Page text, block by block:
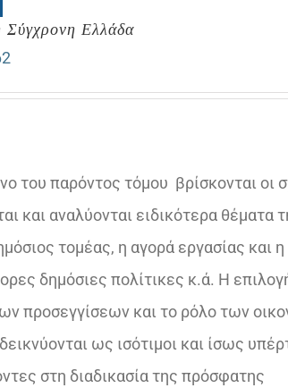
Σύγχρονη Ελλάδα
Η
τρέχουσα
€28,62.
του παρόντος τόμου βρίσκονται οι
και αναλύονται ειδικότερα θέματα
τομέας, η αγορά εργασίας και η
δημόσιες πολίτικες κ.ά. Η
προσεγγίσεων και το ρόλο των
ως ισότιμοι και ίσως
στη διαδικασία της πρόσφατης